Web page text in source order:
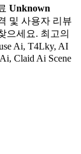
Unknown
및 사용자 리뷰
으세요. 최고의
Ai, T4Lky, AI
Claid Ai Scene